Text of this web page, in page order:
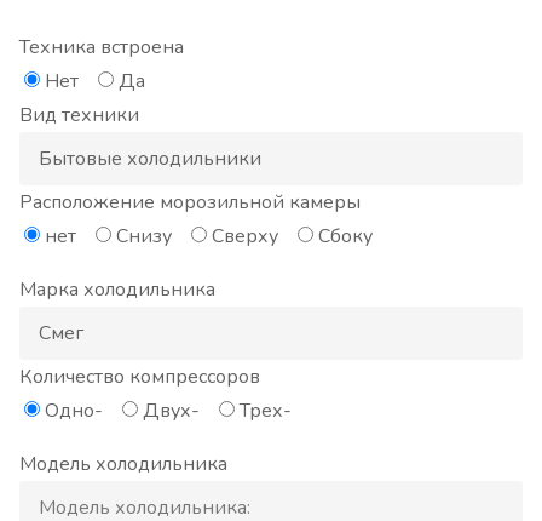
Техника встроена
Нет
Да
Вид техники
Расположение морозильной камеры
нет
Снизу Сверху
Сбоку
Марка холодильника
Количество компрессоров
Одно-
Двух-
Трех-
Модель холодильника